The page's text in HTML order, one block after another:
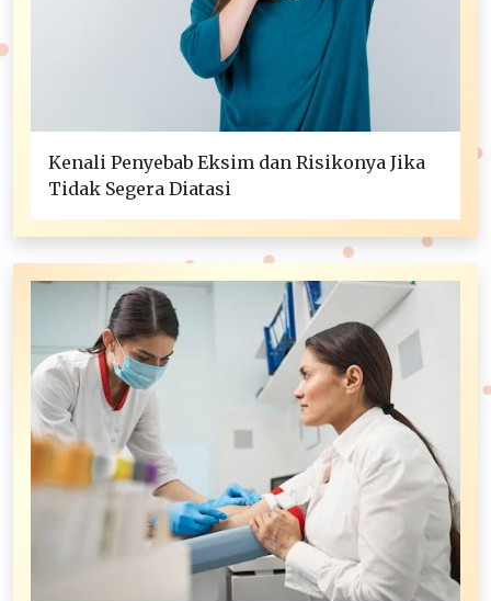
Kenali Penyebab Eksim dan Risikonya Jika
Tidak Segera Diatasi